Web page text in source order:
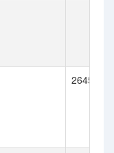
26458